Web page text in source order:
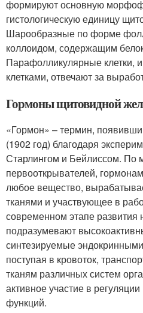
формируют основную
гистологическую единицу
Шарообразные по форме
коллоидом, содержащим
Парафолликулярные клетки,
клетками, отвечают за
Гормоны щитовидной
«Гормон» – термин,
(1902 год) благодаря
Старлингом и Бейлиссом. По
первооткрывателей,
любое вещество,
тканями и участвующее в
современном этапе развития
подразумевают
синтезируемые
поступая в кровоток,
тканям различных систем
активное участие в
функций.